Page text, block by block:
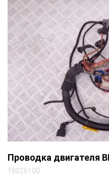
Проводка двигателя
18026100